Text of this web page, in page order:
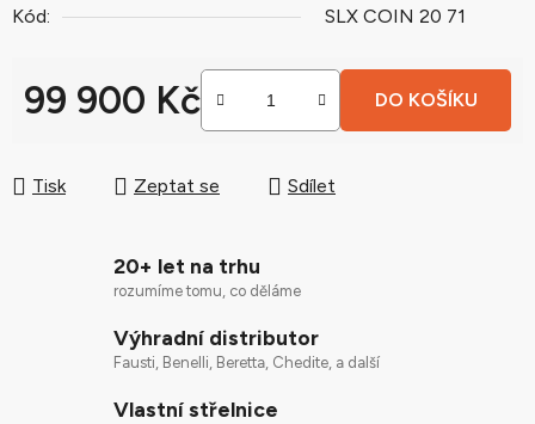
Kód:
SLX COIN 20 71
99 900 Kč DO KOŠÍKU
Tisk Zeptat se Sdílet
20+ let na trhu
rozumíme tomu, co děláme
Výhradní distributor
Fausti, Benelli, Beretta, Chedite, a další
Vlastní střelnice